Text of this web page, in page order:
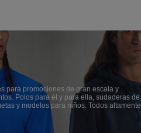
para promociones de gran escala y
Polos para él y para ella, sudaderas de
y modelos para niños. Todos altamente